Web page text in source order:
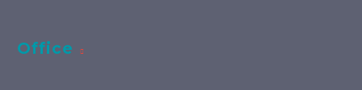
Office